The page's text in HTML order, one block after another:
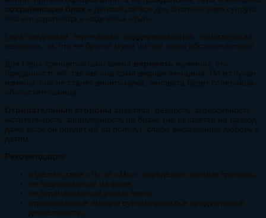
сохраняющая брак и делающая все для благополучия супруга,
она его соратница и надежный «тыл».
Гера преданная, терпеливая, поддерживающая, почтительная
женщина, та, что не бросит мужа ни при каких обстоятельствах.
Для Геры принципиально важна
верность мужчины, его
преданность ей, так как она сама верная женщина. Но в случае
измены, она не станет винить мужа, виновата будет соперница-
обольстительница.
Отрицательные стороны архетипа: ревность, агрессивность,
мстительность, зацикленность на браке (не решается на развод,
даже если он пойдет ей на пользу), слабо выраженная любовь к
детям.
Рекомендации
отделить свое «Я» от «Мы», определить личные границы,
не зацикливаться на муже,
не ограничиваться ролью жены,
отрицательные эмоции сублимировать в продуктивной
деятельности,